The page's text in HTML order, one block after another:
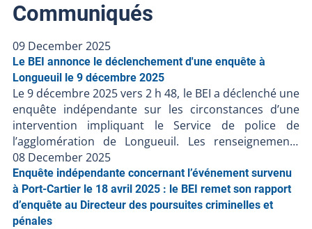
Communiqués
09 December 2025
Le BEI annonce le déclenchement d'une enquête à
Longueuil le 9 décembre 2025
Le 9 décembre 2025 vers 2 h 48, le BEI a déclenché une
enquête indépendante sur les circonstances d’une
intervention impliquant le Service de police de
l’agglomération de Longueuil. Les renseignements
préliminaires communiqués au BEI suggèrent ce qui
suit : Le 9 décembre 2025 vers 0 h 29, les policiers
auraient effectué la surveillance d’une personne dans
un centre hospitalier ;Vers 0 h 50, il y aurait eu une
altercation physique entre les policiers et la personne
08 December 2025
Enquête indépendante concernant l’événement survenu
à Port-Cartier le 18 avril 2025 : le BEI remet son rapport
d’enquête au Directeur des poursuites criminelles et
pénales